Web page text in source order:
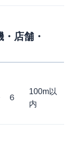
店舗・
６
100m以
内